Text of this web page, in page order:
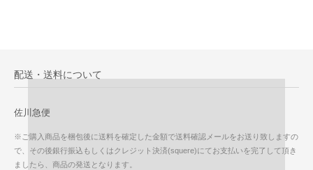
配送・送料について
佐川急便
※ご購入商品を梱包後に送料を確定した金額で送料確認メールをお送り致しますの
で、その後銀行振込もしくはクレジット決済(squere)にてお支払いを完了して頂き
ましたら、商品の発送となります。